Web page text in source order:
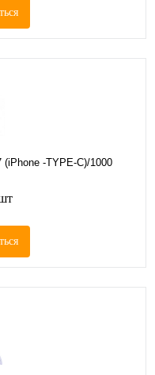
(iPhone -TYPE-C)/1000